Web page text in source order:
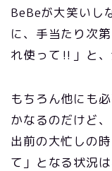
BeBeが大笑いし
に、手当たり次
れ使って‼️」と、
もちろん他にも
かなるのだけど
出前の大忙しの
て」となる状況